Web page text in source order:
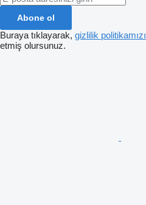
Abone ol
Buraya tıklayarak, gizlilik politikamızı
etmiş olursunuz.